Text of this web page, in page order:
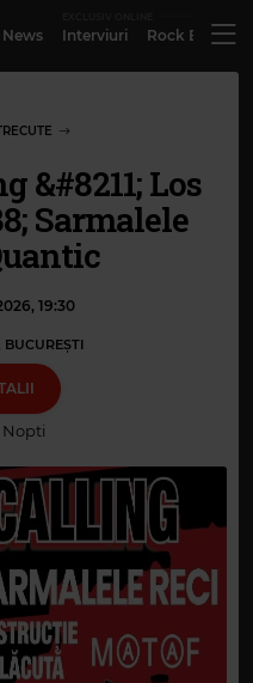
Interviuri Rock
&#8211; Los
Sarmalele
19:30
Nopti